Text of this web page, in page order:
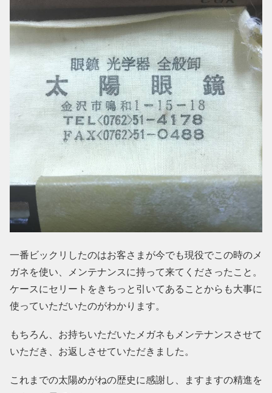
一番ビックリしたのはお客さまが今でも現役でこの時のメ
ガネを使い、メンテナンスに持って来てくださったこと。
ケースにセリートをきちっと引いてあることからも大事に
使っていただいたのがわかります。
もちろん、お持ちいただいたメガネもメンテナンスさせて
いただき、お返しさせていただきました。
これまでの太陽めがねの歴史に感謝し、ますますの精進を